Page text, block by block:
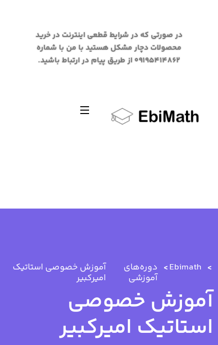
در صورتی که در شرایط قطعی اینترنت در خرید
محصولات دچار مشکل هستید با من با شماره
09195414862 از طریق پیام در ارتباط باشید.
Ebimath دوره‌های
آموزشی
آموزش خصوصی استاتیک
امیرکبیر
آموزش خصوصی
استاتیک امیرکبیر